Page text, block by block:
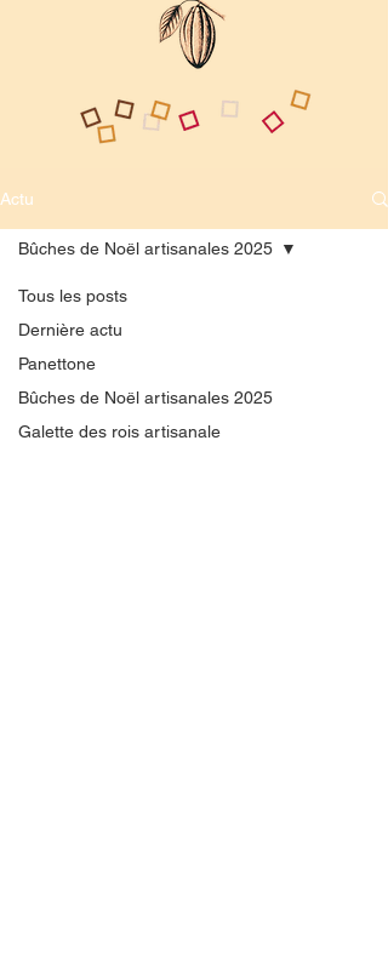
Actu
Tous les posts
Dernière actu
Panettone
Bûches de Noël artisanales 2025
Galette des rois artisanale
Bûches de Noël artisanales 2025